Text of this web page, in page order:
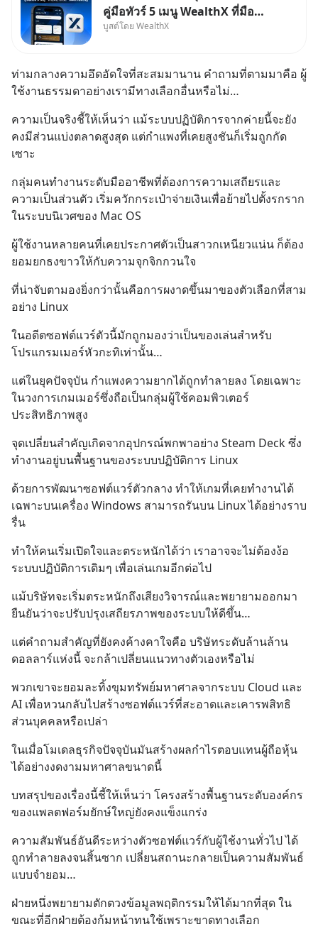
คู่มือทัวร์ 5 เมนู WealthX ที่มือ
ใหม่ควรรู้ สำหรับใครที่เพิ่งโหลด
ปุ่มไหนต่อ อ่านโพสต์นี้เลย
WealthX จะขอพาไปทัวร์ 5 เมนู
หลัก ที่จะทำให้คุ
บูสต์โดย WealthX
ท่ามกลางความอึดอัดใจที่สะสมมานาน คำถามที่ตามมาคือ ผู้
ใช้งานธรรมดาอย่างเรามีทางเลือกอื่นหรือไม่…
ความเป็นจริงชี้ให้เห็นว่า แม้ระบบปฏิบัติการจากค่ายนี้จะยัง
คงมีส่วนแบ่งตลาดสูงสุด แต่กำแพงที่เคยสูงชันก็เริ่มถูกกัด
เซาะ
กลุ่มคนทำงานระดับมืออาชีพที่ต้องการความเสถียรและ
ความเป็นส่วนตัว เริ่มควักกระเป๋าจ่ายเงินเพื่อย้ายไปตั้งรกราก
ในระบบนิเวศของ Mac OS
ผู้ใช้งานหลายคนที่เคยประกาศตัวเป็นสาวกเหนียวแน่น ก็ต้อง
ยอมยกธงขาวให้กับความจุกจิกกวนใจ
ที่น่าจับตามองยิ่งกว่านั้นคือการผงาดขึ้นมาของตัวเลือกที่สาม
อย่าง Linux
ในอดีตซอฟต์แวร์ตัวนี้มักถูกมองว่าเป็นของเล่นสำหรับ
โปรแกรมเมอร์หัวกะทิเท่านั้น…
แต่ในยุคปัจจุบัน กำแพงความยากได้ถูกทำลายลง โดยเฉพาะ
ในวงการเกมเมอร์ซึ่งถือเป็นกลุ่มผู้ใช้คอมพิวเตอร์
ประสิทธิภาพสูง
จุดเปลี่ยนสำคัญเกิดจากอุปกรณ์พกพาอย่าง Steam Deck ซึ่ง
ทำงานอยู่บนพื้นฐานของระบบปฏิบัติการ Linux
ด้วยการพัฒนาซอฟต์แวร์ตัวกลาง ทำให้เกมที่เคยทำงานได้
เฉพาะบนเครื่อง Windows สามารถรันบน Linux ได้อย่างราบ
รื่น
ทำให้คนเริ่มเปิดใจและตระหนักได้ว่า เราอาจจะไม่ต้องง้อ
ระบบปฏิบัติการเดิมๆ เพื่อเล่นเกมอีกต่อไป
แม้บริษัทจะเริ่มตระหนักถึงเสียงวิจารณ์และพยายามออกมา
ยืนยันว่าจะปรับปรุงเสถียรภาพของระบบให้ดีขึ้น…
แต่คำถามสำคัญที่ยังคงค้างคาใจคือ บริษัทระดับล้านล้าน
ดอลลาร์แห่งนี้ จะกล้าเปลี่ยนแนวทางตัวเองหรือไม่
พวกเขาจะยอมละทิ้งขุมทรัพย์มหาศาลจากระบบ Cloud และ
AI เพื่อหวนกลับไปสร้างซอฟต์แวร์ที่สะอาดและเคารพสิทธิ
ส่วนบุคคลหรือเปล่า
ในเมื่อโมเดลธุรกิจปัจจุบันมันสร้างผลกำไรตอบแทนผู้ถือหุ้น
ได้อย่างงดงามมหาศาลขนาดนี้
บทสรุปของเรื่องนี้ชี้ให้เห็นว่า โครงสร้างพื้นฐานระดับองค์กร
ของแพลตฟอร์มยักษ์ใหญ่ยังคงแข็งแกร่ง
ความสัมพันธ์อันดีระหว่างตัวซอฟต์แวร์กับผู้ใช้งานทั่วไป ได้
ถูกทำลายลงจนสิ้นซาก เปลี่ยนสถานะกลายเป็นความสัมพันธ์
แบบจำยอม…
ฝ่ายหนึ่งพยายามตักตวงข้อมูลพฤติกรรมให้ได้มากที่สุด ใน
ขณะที่อีกฝ่ายต้องก้มหน้าทนใช้เพราะขาดทางเลือก